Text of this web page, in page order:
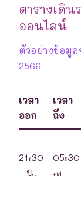
ตารางเดิน
ออนไลน์
ตัวอย่างข้อมู
2566
เวลา
ออก
เวลา
ถึง
21:30
น.
05:30
+1d